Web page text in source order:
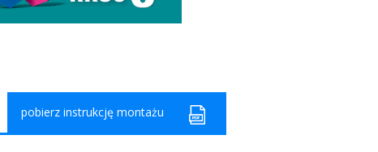
pobierz instrukcję montażu